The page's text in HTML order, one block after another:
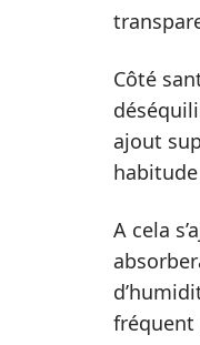
Côté
ajout
A cela
fréquent